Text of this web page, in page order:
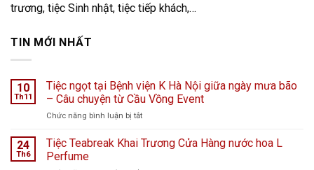
trương, tiệc Sinh nhật, tiệc tiếp khách,…
TIN MỚI NHẤT
10
Th11
Tiệc ngọt tại Bệnh viện K Hà Nội giữa ngày mưa bão
– Câu chuyện từ Cầu Vồng Event
Chức năng bình luận bị tắtở
ngọt
24
Th6
Tiệc Teabreak Khai Trương Cửa Hàng nước hoa L
Perfume